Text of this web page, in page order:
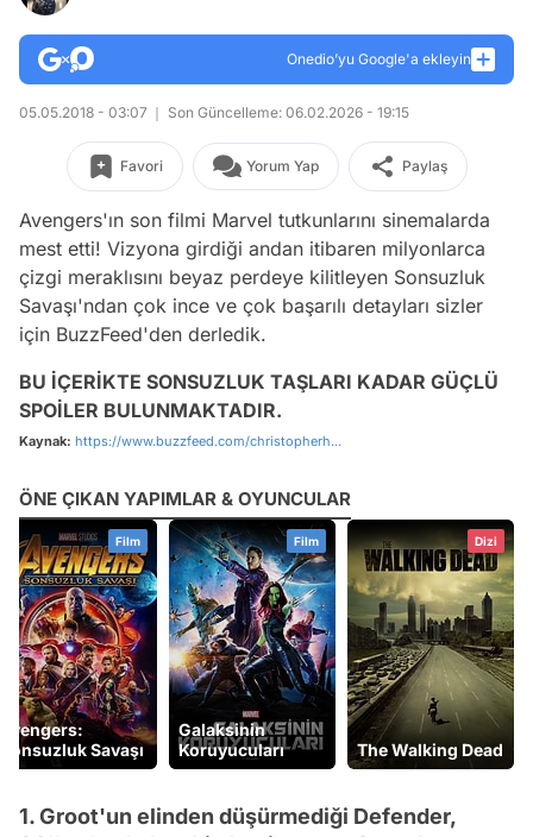
Onedio’yu Google'a ekleyin
05.05.2018 - 03:07 Son Güncelleme: 06.02.2026 - 19:15
Favori Yorum Yap Paylaş
Avengers'ın son filmi Marvel tutkunlarını sinemalarda
mest etti! Vizyona girdiği andan itibaren milyonlarca
çizgi meraklısını beyaz perdeye kilitleyen Sonsuzluk
Savaşı'ndan çok ince ve çok başarılı detayları sizler
için BuzzFeed'den derledik.
BU İÇERİKTE SONSUZLUK TAŞLARI KADAR GÜÇLÜ
SPOİLER BULUNMAKTADIR.
Kaynak: https://www.buzzfeed.com/christopherh...
ÖNE ÇIKAN YAPIMLAR & OYUNCULAR
Film
Avengers:
Sonsuzluk Savaşı
Film
Galaksinin
Koruyucuları
Dizi
The Walking Dead
1. Groot'un elinden düşürmediği Defender,